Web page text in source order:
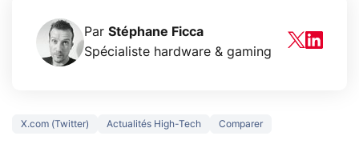
Par Stéphane Ficca
Spécialiste hardware & gaming
X.com (Twitter) Actualités High-Tech Comparer
5 générations de
Ce que vous